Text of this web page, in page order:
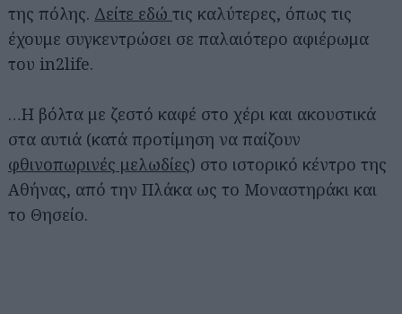
της πόλης. Δείτε εδώ τις καλύτερες, όπως τις
έχουμε συγκεντρώσει σε παλαιότερο αφιέρωμα
του in2life.
…Η βόλτα με ζεστό καφέ στο χέρι και ακουστικά
στα αυτιά (κατά προτίμηση να παίζουν
φθινοπωρινές μελωδίες) στο ιστορικό κέντρο της
Αθήνας, από την Πλάκα ως το Μοναστηράκι και
το Θησείο.